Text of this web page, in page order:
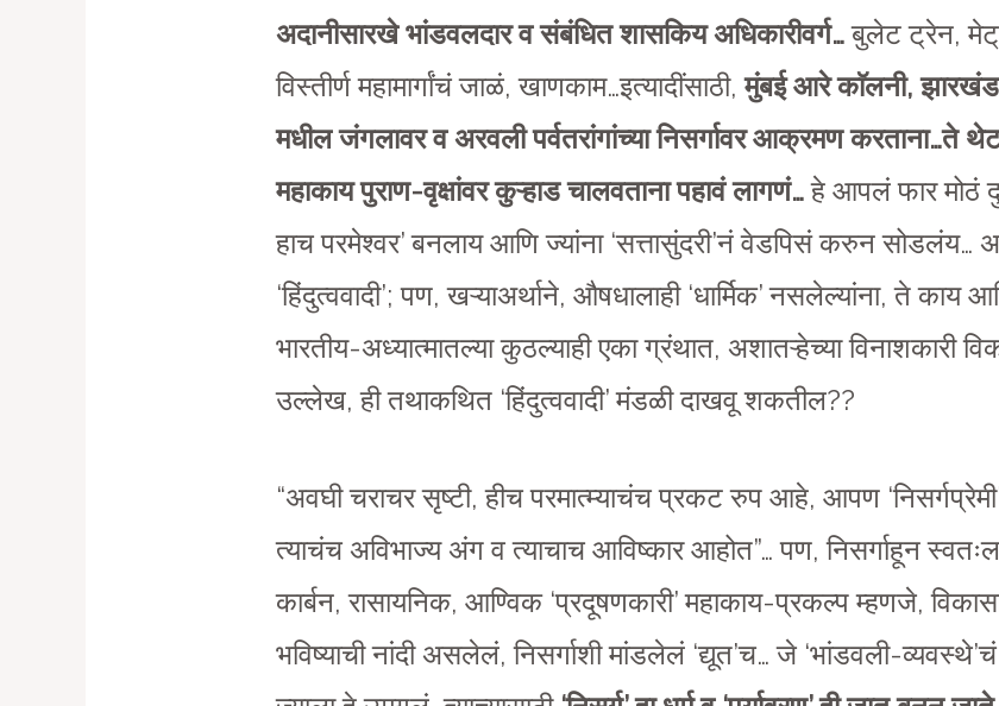
अदानीसारखे भांडवलदार व संबंधित शासकिय अधिकारीवर्ग…बुलेट ट्रेन,
विस्तीर्ण महामार्गांचं जाळं, खाणकाम…इत्यादींसाठी,मुंबई आरे काॅलनी,
मधील जंगलावर व अरवली पर्वतरांगांच्या निसर्गावर आक्रमण करताना…ते
महाकाय पुराण-वृक्षांवर कुऱ्हाड चालवताना पहावं लागणं…हे आपलं फार मोठं
हाच परमेश्वर’ बनलाय आणि ज्यांना ‘सत्तासुंदरी’नं वेडपिसं करुन सोडलंय…
‘हिंदुत्ववादी’; पण, खऱ्याअर्थाने, औषधालाही ‘धार्मिक’ नसलेल्यांना, ते
भारतीय-अध्यात्मातल्या कुठल्याही एका ग्रंथात, अशातऱ्हेच्या विनाशकारी
उल्लेख, ही तथाकथित ‘हिंदुत्ववादी’ मंडळी दाखवू शकतील??
“अवघी चराचर सृष्टी, हीच परमात्म्याचंच प्रकट रुप आहे, आपण
त्याचंच अविभाज्य अंग व त्याचाच आविष्कार आहोत”… पण, निसर्गाहून
कार्बन, रासायनिक, आण्विक ‘प्रदूषणकारी’ महाकाय-प्रकल्प म्हणजे,
भविष्याची नांदी असलेलं, निसर्गाशी मांडलेलं ‘द्यूत’च… जे ‘भांडवली-